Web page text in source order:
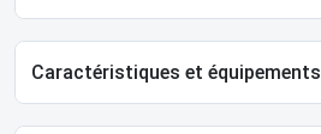
Caractéristiques et équipements